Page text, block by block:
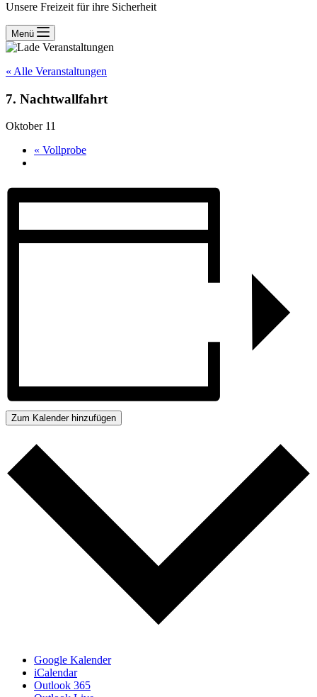
Unsere Freizeit für ihre Sicherheit
Menü
« Alle Veranstaltungen
7. Nachtwallfahrt
Oktober 11
« Vollprobe
Zum Kalender hinzufügen
Google Kalender
iCalendar
Outlook 365